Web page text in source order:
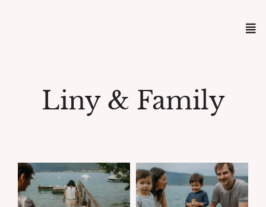
Liny & Family